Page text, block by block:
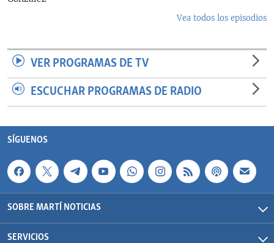
Vea todos los episodios
VER PROGRAMAS DE TV
ESCUCHAR PROGRAMAS DE RADIO
SÍGUENOS
SOBRE MARTÍ NOTICIAS
SERVICIOS